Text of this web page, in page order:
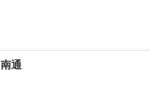
南通